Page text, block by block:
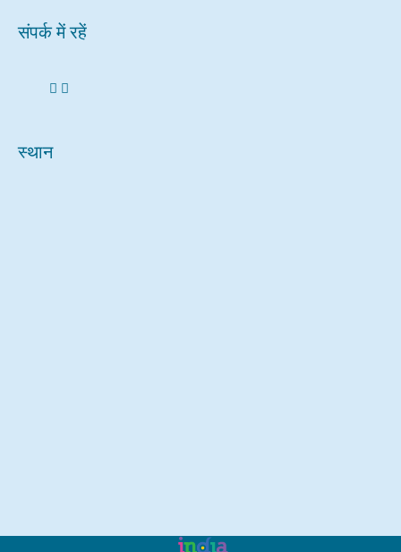
संपर्क में रहें
स्थान